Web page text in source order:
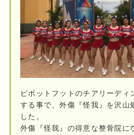
ピボットフットのチアリーディ
する事で、外傷『怪我』を沢山
した。
外傷『怪我』の得意な整骨院に